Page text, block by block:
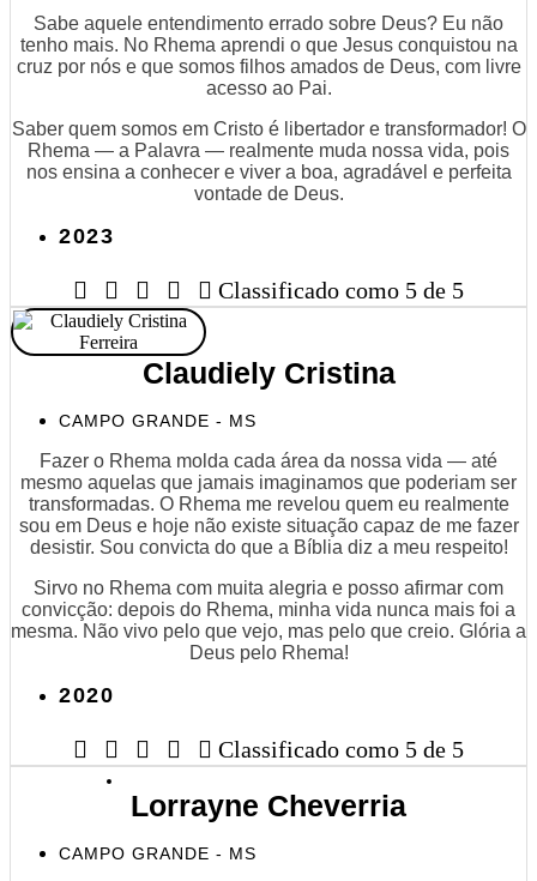
Sabe aquele entendimento errado sobre Deus? Eu não
tenho mais. No Rhema aprendi o que Jesus conquistou na
cruz por nós e que somos filhos amados de Deus, com livre
acesso ao Pai.
Saber quem somos em Cristo é libertador e transformador! O
Rhema — a Palavra — realmente muda nossa vida, pois
nos ensina a conhecer e viver a boa, agradável e perfeita
vontade de Deus.
2023
     Classificado como 5 de 5
Claudiely Cristina
CAMPO GRANDE - MS
Fazer o Rhema molda cada área da nossa vida — até
mesmo aquelas que jamais imaginamos que poderiam ser
transformadas. O Rhema me revelou quem eu realmente
sou em Deus e hoje não existe situação capaz de me fazer
desistir. Sou convicta do que a Bíblia diz a meu respeito!
Sirvo no Rhema com muita alegria e posso afirmar com
convicção: depois do Rhema, minha vida nunca mais foi a
mesma. Não vivo pelo que vejo, mas pelo que creio. Glória a
Deus pelo Rhema!
2020
     Classificado como 5 de 5
Lorrayne Cheverria
CAMPO GRANDE - MS